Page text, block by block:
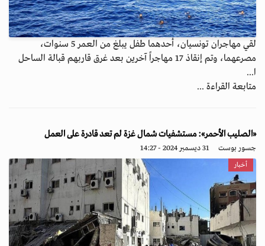
لقي مهاجران تونسيان، أحدهما طفل يبلغ من العمر 5 سنوات،
مصرعهما، وتم إنقاذ 17 مهاجراً آخرين بعد غرق قاربهم قبالة الساحل
ا...
متابعة القراءة ...
«الصليب الأحمر»: مستشفيات شمال غزة لم تعد قادرة على العمل
جسور بوست 31 ديسمبر 2024 - 14:27
أخبار